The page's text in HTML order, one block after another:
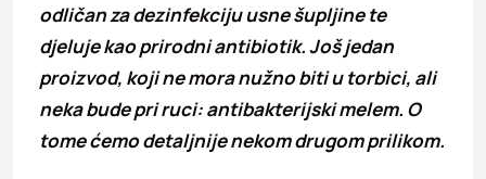
odličan za dezinfekciju usne šupljine te
djeluje kao prirodni antibiotik. Još jedan
proizvod, koji ne mora nužno biti u torbici, ali
neka bude pri ruci: antibakterijski melem. O
tome ćemo detaljnije nekom drugom prilikom.